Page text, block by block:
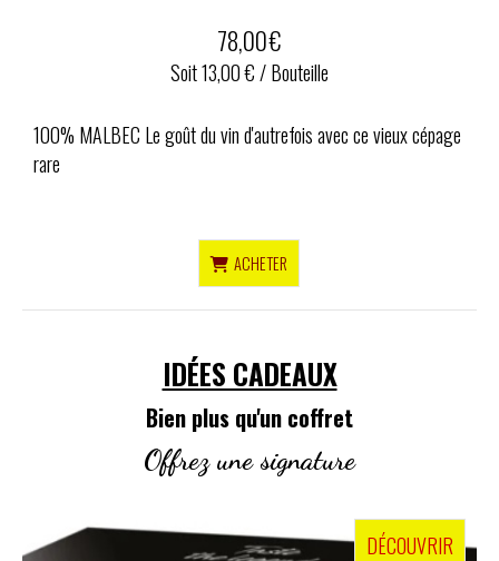
78,00€
Soit 13,00 € / Bouteille
100% MALBEC Le goût du vin d'autrefois avec ce vieux cépage
rare
ACHETER
IDÉES CADEAUX
Bien plus qu'un coffret
Offrez une signature
DÉCOUVRIR